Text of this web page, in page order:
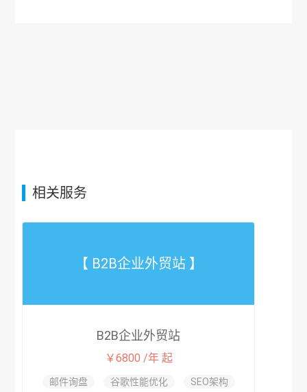
相关服务
【 B2B企业外贸站 】
B2B企业外贸站
￥6800 /年 起
邮件询盘 谷歌性能优化 SEO架构